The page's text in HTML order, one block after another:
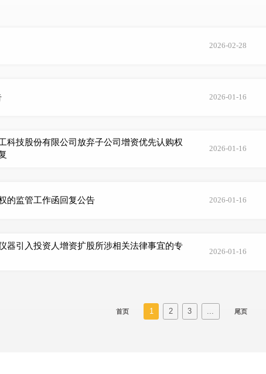
2026-02-28
2026-01-16
科技股份有限公司放弃子公司增资优先认购权
2026-01-16
的监管工作函回复公告 2026-01-16
器引入投资人增资扩股所涉相关法律事宜的专
2026-01-16
首页 1 2 3 ... 尾页